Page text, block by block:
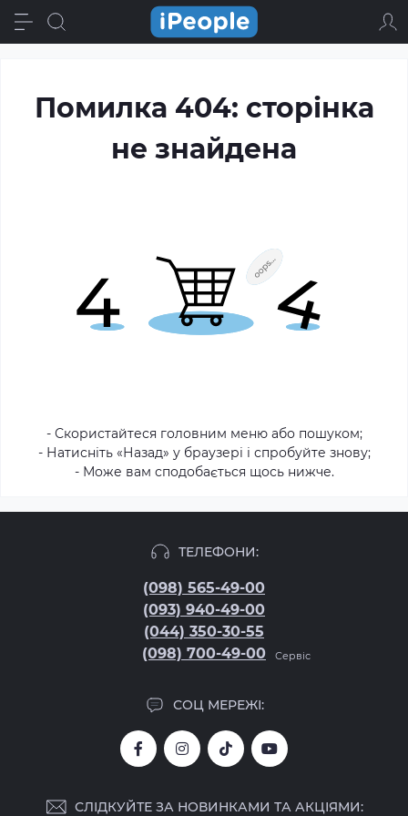
Помилка 404: сторінка
не знайдена
- Скористайтеся головним меню або пошуком;
- Натисніть «Назад» у браузері і спробуйте знову;
- Може вам сподобається щось нижче.
ТЕЛЕФОНИ:
(098) 565-49-00
(093) 940-49-00
(044) 350-30-55
(098) 700-49-00
Сервіс
СОЦ МЕРЕЖІ:
СЛІДКУЙТЕ ЗА НОВИНКАМИ ТА АКЦІЯМИ: